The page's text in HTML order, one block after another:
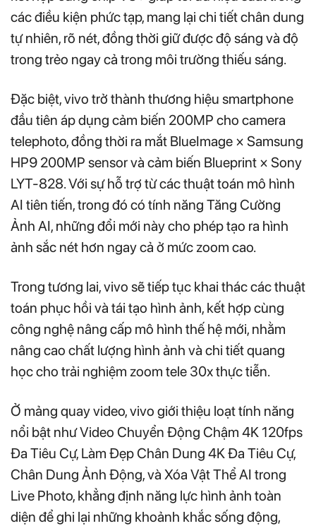
các điều kiện phức tạp, mang lại chi tiết chân dung
tự nhiên, rõ nét, đồng thời giữ được độ sáng và độ
trong trẻo ngay cả trong môi trường thiếu sáng.
Đặc biệt, vivo trở thành thương hiệu smartphone
đầu tiên áp dụng cảm biến 200MP cho camera
telephoto, đồng thời ra mắt BlueImage × Samsung
HP9 200MP sensor và cảm biến Blueprint × Sony
LYT-828. Với sự hỗ trợ từ các thuật toán mô hình
AI tiên tiến, trong đó có tính năng Tăng Cường
Ảnh AI, những đổi mới này cho phép tạo ra hình
ảnh sắc nét hơn ngay cả ở mức zoom cao.
Trong tương lai, vivo sẽ tiếp tục khai thác các thuật
toán phục hồi và tái tạo hình ảnh, kết hợp cùng
công nghệ nâng cấp mô hình thế hệ mới, nhằm
nâng cao chất lượng hình ảnh và chi tiết quang
học cho trải nghiệm zoom tele 30x thực tiễn.
Ở mảng quay video, vivo giới thiệu loạt tính năng
nổi bật như Video Chuyển Động Chậm 4K 120fps
Đa Tiêu Cự, Làm Đẹp Chân Dung 4K Đa Tiêu Cự,
Chân Dung Ảnh Động, và Xóa Vật Thể AI trong
Live Photo, khẳng định năng lực hình ảnh toàn
diện để ghi lại những khoảnh khắc sống động,